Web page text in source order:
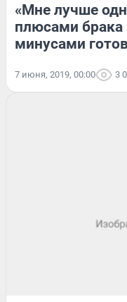
«Мне лучше
плюсами брака
минусами
7 июня, 2019, 00:00 3